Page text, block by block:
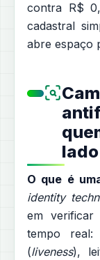
contra R$
cadastral
abre espaço
O que é
identity
em verificar
tempo
(liveness),